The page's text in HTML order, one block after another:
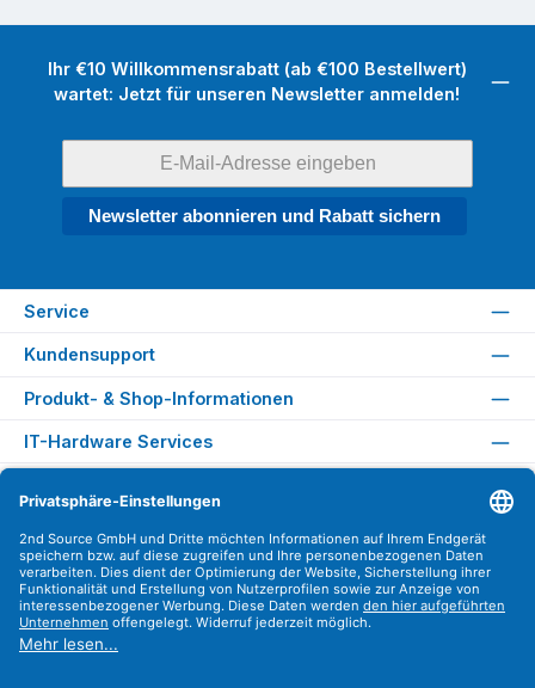
Ihr €10 Willkommensrabatt (ab €100 Bestellwert)
wartet: Jetzt für unseren Newsletter anmelden!
Newsletter abonnieren und Rabatt sichern
Service
Kundensupport
Produkt- & Shop-Informationen
IT-Hardware Services
Versandarten
Zahlungsarten
Sicher Einkaufen
Find us on